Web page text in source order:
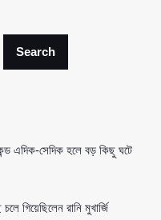
Search
এদিক-সেদিক হলে বড় কিছু ঘটে
গিয়েছিলেন রানি মুখার্জি